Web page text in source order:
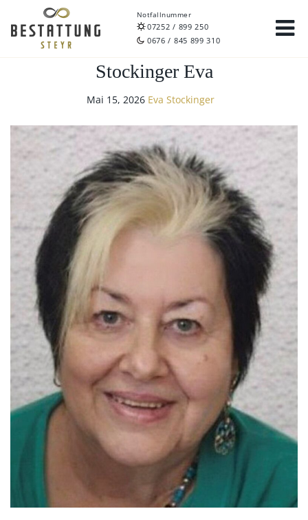
Notfallnummer
07252 / 899 250
0676 / 845 899 310
Stockinger Eva
Mai 15, 2026 Eva Stockinger